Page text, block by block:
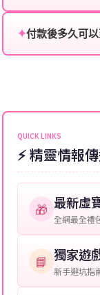
角色名稱：您
等級：角色的
提供這些信息
保您盡享遊戲
單，不使用外
✦付款後多久可以
可直接聯絡客
QUICK LINKS
⚡ 精靈情報
🎁 最新虛
全網最全禮
📘 獨家遊
新手避坑指